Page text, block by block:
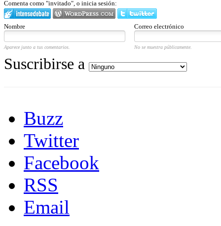
Comenta como "invitado", o inicia sesión:
Nombre Correo electrónico
Aparece junto a tus comentarios. No se muestra públicamente.
Suscribirse a
Buzz
Twitter
Facebook
RSS
Email